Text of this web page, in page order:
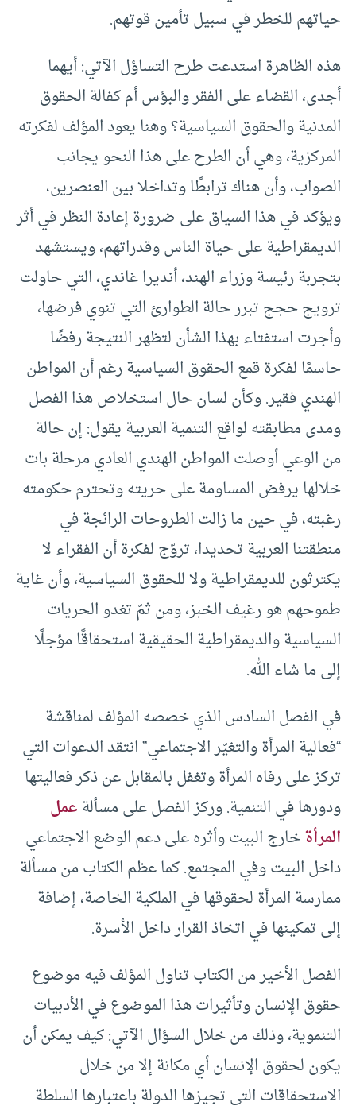
حياتهم للخطر في سبيل تأمين قوتهم.
هذه الظاهرة استدعت طرح التساؤل الآتي: أيهما
أجدى، القضاء على الفقر والبؤس أم كفالة الحقوق
المدنية والحقوق السياسية؟ وهنا يعود المؤلف لفكرته
المركزية، وهي أن الطرح على هذا النحو يجانب
الصواب، وأن هناك ترابطًا وتداخلا بين العنصرين،
ويؤكد في هذا السياق على ضرورة إعادة النظر في أثر
الديمقراطية على حياة الناس وقدراتهم، ويستشهد
بتجربة رئيسة وزراء الهند، أنديرا غاندي، التي حاولت
ترويج حجج تبرر حالة الطوارئ التي تنوي فرضها،
وأجرت استفتاء بهذا الشأن لتظهر النتيجة رفضًا
حاسمًا لفكرة قمع الحقوق السياسية رغم أن المواطن
الهندي فقير. وكأن لسان حال استخلاص هذا الفصل
ومدى مطابقته لواقع التنمية العربية يقول: إن حالة
من الوعي أوصلت المواطن الهندي العادي مرحلة بات
خلالها يرفض المساومة على حريته وتحترم حكومته
رغبته، في حين ما زالت الطروحات الرائجة في
منطقتنا العربية تحديدا، تروّج لفكرة أن الفقراء لا
يكترثون للديمقراطية ولا للحقوق السياسية، وأن غاية
طموحهم هو رغيف الخبز، ومن ثمّ تغدو الحريات
السياسية والديمقراطية الحقيقية استحقاقًا مؤجلًا
إلى ما شاء الله.
في الفصل السادس الذي خصصه المؤلف لمناقشة
“فعالية المرأة والتغيّر الاجتماعي” انتقد الدعوات التي
تركز على رفاه المرأة وتغفل بالمقابل عن ذكر فعاليتها
ودورها في التنمية. وركز الفصل على مسألةعمل
المرأةخارج البيت وأثره على دعم الوضع الاجتماعي
داخل البيت وفي المجتمع. كما عظم الكتاب من مسألة
ممارسة المرأة لحقوقها في الملكية الخاصة، إضافة
إلى تمكينها في اتخاذ القرار داخل الأسرة.
الفصل الأخير من الكتاب تناول المؤلف فيه موضوع
حقوق الإنسان وتأثيرات هذا الموضوع في الأدبيات
التنموية، وذلك من خلال السؤال الآتي: كيف يمكن أن
يكون لحقوق الإنسان أي مكانة إلا من خلال
الاستحقاقات التي تجيزها الدولة باعتبارها السلطة